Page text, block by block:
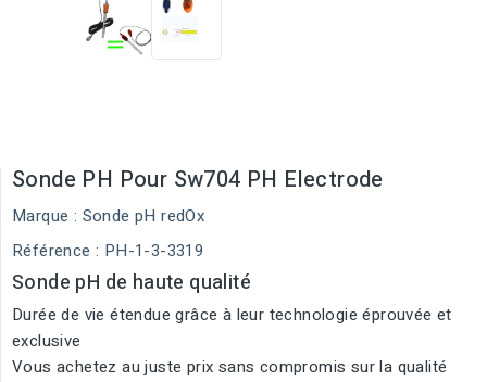
Sonde PH Pour Sw704 PH Electrode
Marque : Sonde pH redOx
Référence : PH-1-3-3319
Sonde pH de haute qualité
Durée de vie étendue grâce à leur technologie éprouvée et
exclusive
Vous achetez au juste prix sans compromis sur la qualité